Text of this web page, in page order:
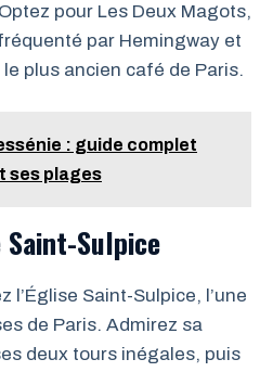
pour Les Deux Magots,
par Hemingway et
plus ancien café de Paris.
: guide complet
ses plages
Sulpice
l’Église Saint-Sulpice, l’une
de Paris. Admirez sa
deux tours inégales, puis